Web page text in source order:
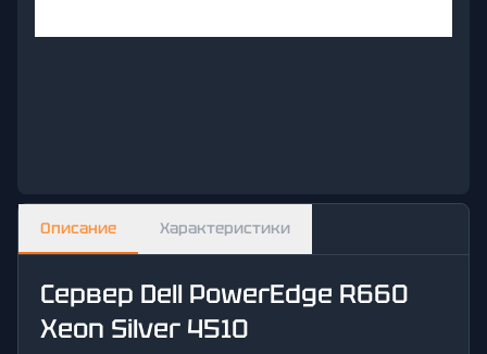
Описание Характеристики
Сервер Dell PowerEdge R660
Xeon Silver 4510